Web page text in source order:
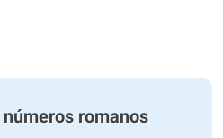
números romanos